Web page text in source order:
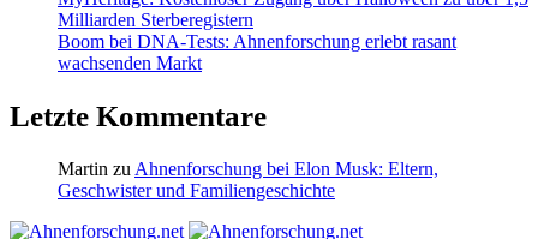
Milliarden Sterberegistern
Boom bei DNA-Tests: Ahnenforschung erlebt rasant
wachsenden Markt
Letzte Kommentare
Martin zu Ahnenforschung bei Elon Musk: Eltern,
Geschwister und Familiengeschichte